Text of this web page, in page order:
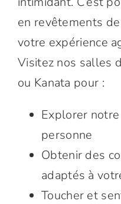
en revêtements
votre expérience
Visitez nos salles
ou Kanata pour :
Explorer
personne
Obtenir des
adaptés à
Toucher et